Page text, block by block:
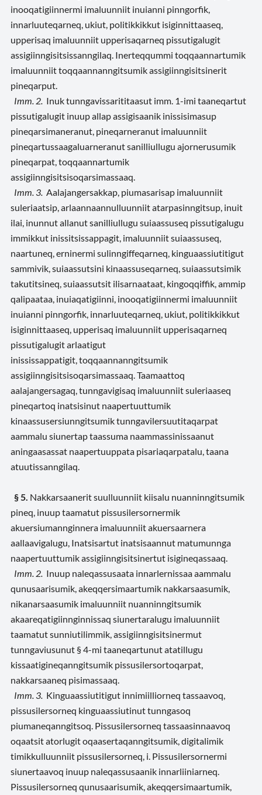
inooqatigiinnermi imaluunniit inuianni pinngorfik,
innarluuteqarneq, ukiut, politikkikkut isiginnittaaseq,
upperisaq imaluunniit upperisaqarneq pissutigalugit
assigiinngisitsissanngilaq. Inerteqqummi toqqaannartumik
imaluunniit toqqaannanngitsumik assigiinngisitsinerit
pineqarput.
Imm. 2. Inuk tunngavissarititaasut imm. 1-imi taaneqartut
pissutigalugit inuup allap assigisaanik inissisimasup
pineqarsimaneranut, pineqarneranut imaluunniit
pineqartussaagaluarneranut sanilliullugu ajornerusumik
pineqarpat, toqqaannartumik
assigiinngisitsisoqarsimassaaq.
Imm. 3. Aalajangersakkap, piumasarisap imaluunniit
suleriaatsip, arlaannaannulluunniit atarpasinngitsup, inuit
ilai, inunnut allanut sanilliullugu suiaassuseq pissutigalugu
immikkut inissitsissappagit, imaluunniit suiaassuseq,
naartuneq, erninermi sulinngiffeqarneq, kinguaassiutitigut
sammivik, suiaassutsini kinaassuseqarneq, suiaassutsimik
takutitsineq, suiaassutsit ilisarnaataat, kingoqqiffik, ammip
qalipaataa, inuiaqatigiinni, inooqatigiinnermi imaluunniit
inuianni pinngorfik, innarluuteqarneq, ukiut, politikkikkut
isiginnittaaseq, upperisaq imaluunniit upperisaqarneq
pissutigalugit arlaatigut
inississappatigit, toqqaannanngitsumik
assigiinngisitsisoqarsimassaaq. Taamaattoq
aalajangersagaq, tunngavigisaq imaluunniit suleriaaseq
pineqartoq inatsisinut naapertuuttumik
kinaassusersiunngitsumik tunngavilersuutitaqarpat
aammalu siunertap taassuma naammassinissaanut
aningaasassat naapertuuppata pisariaqarpatalu, taana
atuutissanngilaq.
§ 5. Nakkarsaanerit suulluunniit kiisalu nuanninngitsumik
pineq, inuup taamatut pissusilersornermik
akuersiumannginnera imaluunniit akuersaarnera
aallaavigalugu, Inatsisartut inatsisaannut matumunnga
naapertuuttumik assigiinngisitsinertut isigineqassaaq.
Imm. 2. Inuup naleqassusaata innarlernissaa aammalu
qunusaarisumik, akeqqersimaartumik nakkarsaasumik,
nikanarsaasumik imaluunniit nuanninngitsumik
akaareqatigiinnginnissaq siunertaralugu imaluunniit
taamatut sunniutilimmik, assigiinngisitsinermut
tunngaviusunut § 4-mi taaneqartunut atatillugu
kissaatigineqanngitsumik pissusilersortoqarpat,
nakkarsaaneq pisimassaaq.
Imm. 3. Kinguaassiutitigut innimiilliorneq tassaavoq,
pissusilersorneq kinguaassiutinut tunngasoq
piumaneqanngitsoq. Pissusilersorneq tassaasinnaavoq
oqaatsit atorlugit oqaasertaqanngitsumik, digitalimik
timikkulluunniit pissusilersorneq, i. Pissusilersornermi
siunertaavoq inuup naleqassusaanik innarliiniarneq.
Pissusilersorneq qunusaarisumik, akeqqersimaartumik,